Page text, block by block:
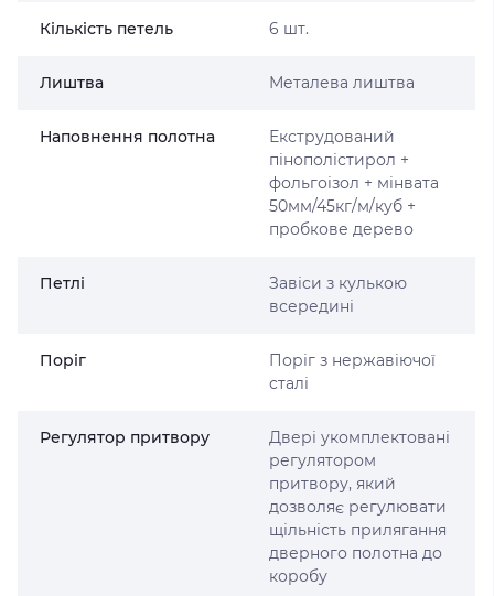
Кількість петель 6 шт.
Лиштва Металева лиштва
Наповнення полотна
Екструдований
пінополістирол +
фольгоізол + мінвата
50мм/45кг/м/куб +
пробкове дерево
Петлі
Завіси з кулькою
всередині
Поріг
Поріг з нержавіючої
сталі
Регулятор притвору
Двері укомплектовані
регулятором
притвору, який
дозволяє регулювати
щільність прилягання
дверного полотна до
коробу